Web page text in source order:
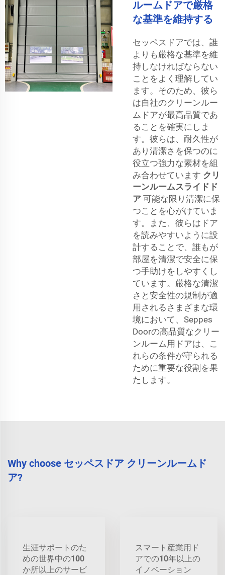
ルームドアで厳格
な基準を維持する
セッペスドアでは、誰
よりも厳格な基準を維
持しなければならない
ことをよく理解してい
ます。そのため、彼ら
は自社のクリーンルー
ムドアが最高品質であ
ることを確実にしま
す。彼らは、耐久性が
あり清潔さを保つのに
役立つ強力な素材を組
み合わせています クリ
ーンルームスライドド
ア 可能な限り清潔に保
つことを心がけていま
す。また、彼らはドア
を読みやすいように設
計することで、誰もが
部屋を清潔で安全に保
つ手助けをしやすくし
ています。厳格な清潔
さと安全性の規制が適
用されるさまざまな環
境において、Seppes
Doorの高品質なクリー
ンルーム用ドアは、こ
れらの条件が守られる
ために重要な役割を果
たします。
Why choose セッペスドア クリーンルームド
ア?
生涯サポートのた
めの世界中の100
か所以上のサービ
スマート産業用ド
アでの10年以上の
イノベーション